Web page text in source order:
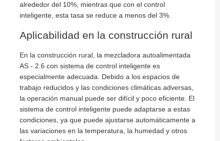
alrededor del 10%, mientras que con el control
inteligente, esta tasa se reduce a menos del 3%.
Aplicabilidad en la construcción rural
En la construcción rural, la mezcladora autoalimentada
AS - 2.6 con sistema de control inteligente es
especialmente adecuada. Debido a los espacios de
trabajo reducidos y las condiciones climáticas adversas,
la operación manual puede ser difícil y poco eficiente. El
sistema de control inteligente puede adaptarse a estas
condiciones, ya que puede ajustarse automáticamente a
las variaciones en la temperatura, la humedad y otros